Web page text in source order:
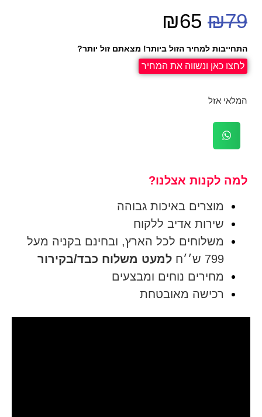
₪79
₪65
התחייבות למחיר הזול ביותר! מצאתם זול יותר?
לחצו כאן ונשווה את המחיר
המלאי אזל
למה לקנות אצלנו?
מוצרים באיכות גבוהה
שירות אדיב ללקוח
משלוחים לכל הארץ, ובחינם בקניה מעל
799 ש׳׳ח
למעט משלוח כבד/בקירור
מחירים נוחים ומבצעים
רכישה מאובטחת